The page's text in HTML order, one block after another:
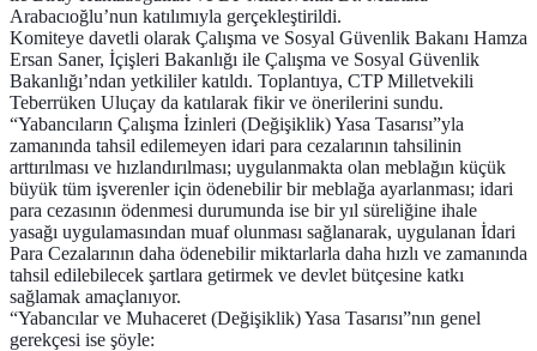
Arabacıoğlu’nun katılımıyla gerçekleştirildi.
Komiteye davetli olarak Çalışma ve Sosyal Güvenlik Bakanı Hamza
Ersan Saner, İçişleri Bakanlığı ile Çalışma ve Sosyal Güvenlik
Bakanlığı’ndan yetkililer katıldı. Toplantıya, CTP Milletvekili
Teberrüken Uluçay da katılarak fikir ve önerilerini sundu.
“Yabancıların Çalışma İzinleri (Değişiklik) Yasa Tasarısı”yla
zamanında tahsil edilemeyen idari para cezalarının tahsilinin
arttırılması ve hızlandırılması; uygulanmakta olan meblağın küçük
büyük tüm işverenler için ödenebilir bir meblağa ayarlanması; idari
para cezasının ödenmesi durumunda ise bir yıl süreliğine ihale
yasağı uygulamasından muaf olunması sağlanarak, uygulanan İdari
Para Cezalarının daha ödenebilir miktarlarla daha hızlı ve zamanında
tahsil edilebilecek şartlara getirmek ve devlet bütçesine katkı
sağlamak amaçlanıyor.
“Yabancılar ve Muhaceret (Değişiklik) Yasa Tasarısı”nın genel
gerekçesi ise şöyle: